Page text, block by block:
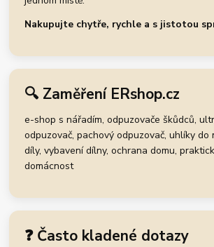
Nakupujte chytře, rychle a s jistotou
🔍 Zaměření ERshop.cz
e-shop s nářadím, odpuzovače škůdců,
odpuzovač, pachový odpuzovač, uhlíky do
díly, vybavení dílny, ochrana domu,
domácnost
❓ Často kladené dotazy